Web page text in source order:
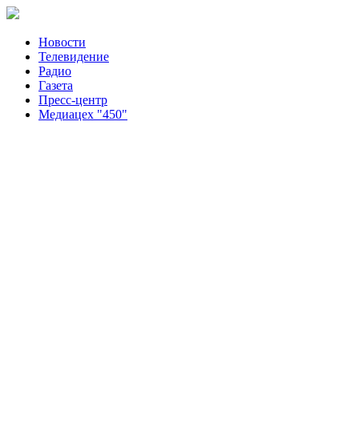
Новости
Телевидение
Радио
Газета
Пресс-центр
Медиацех "450"